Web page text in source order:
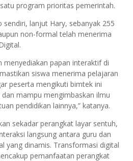
program prioritas pemerintah.
lanjut Hary, sebanyak 255
non-formal telah menerima
menyediakan papan interaktif di
siswa menerima pelajaran
peserta mengikuti bimtek ini
mampu mengimbaskan ilmu
pendidikan lainnya,” katanya.
sekadar perangkat layar sentuh,
langsung antara guru dan
yang dinamis. Transformasi digital
pemanfaatan perangkat